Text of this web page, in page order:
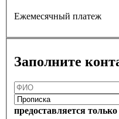
Ежемесячный платеж
Заполните
предоставляется